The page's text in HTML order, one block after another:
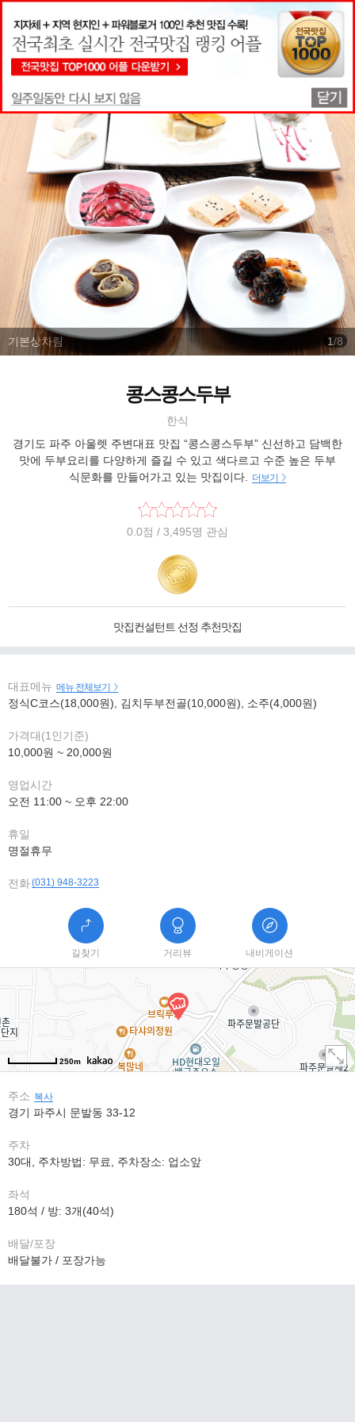
맛집상세정보
기본상차림 1/8
콩스콩스두부
한식
경기도 파주 아울렛 주변대표 맛집 “콩스콩스두부” 신선하고 담백한
맛에 두부요리를 다양하게 즐길 수 있고 색다르고 수준 높은 두부
식문화를 만들어가고 있는 맛집이다.
더보기
0.0점 / 3,495명 관심
맛집컨설턴트 선정 추천맛집
대표메뉴 메뉴 전체보기
정식C코스(18,000원), 김치두부전골(10,000원), 소주(4,000원)
가격대(1인기준)
10,000원 ~ 20,000원
영업시간
오전 11:00 ~ 오후 22:00
휴일
명절휴무
전화(031) 948-3223
길찾기 거리뷰 내비게이션
250m
주소 복사
경기 파주시 문발동 33-12
주차
30대, 주차방법: 무료, 주차장소: 업소앞
좌석
180석 / 방: 3개(40석)
배달/포장
배달불가 / 포장가능